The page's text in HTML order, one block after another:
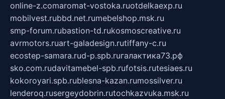
online-z.comaromat-vostoka.ruotdelkaexp.ru
mobilvest.rubbd.net.rumebelshop.msk.ru
smp-forum.rubastion-td.rukosmoscreative.ru
avrmotors.ruart-galadesign.rutiffany-c.ru
ecostep-samara.rud-p.spb.ruгалактика73.рф
sko.com.rudavitamebel-spb.rufotsis.rutesiaes.ru
kokoroyari.spb.rublesna-kazan.rumossilver.ru
lenderoq.rusergeydobrin.rutochkazvuka.msk.ru